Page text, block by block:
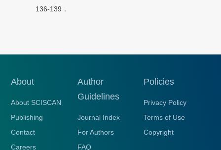
136-139．
About
About SCISCAN
Publishing
Contact
Careers
Author
Guidelines
Journal Index
For Authors
FAQ
Policies
Privacy Policy
Terms of Use
Copyright